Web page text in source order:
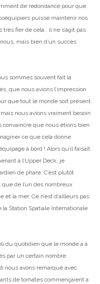
de redondance pour que
puisse maintenir nos
fier de cela : il ne s’agit pas
mais bien d’un succès
sommes souvent fait la
que nous avions l’impression
que tout le monde soit présent.
nous avions vraiment besoin
que nous étions bien
ce que cela donne
à bord ! Alors qu’il faisait
à l’Upper Deck, je
de phare. C’est plutôt
que de l’un des nombreux
et la mer. Ce n’est d’ailleurs pas
Station Spatiale Internationale
du quotidien que le monde a à
par un certain nombre
nous avons remarqué avec
de tomates commençaient à